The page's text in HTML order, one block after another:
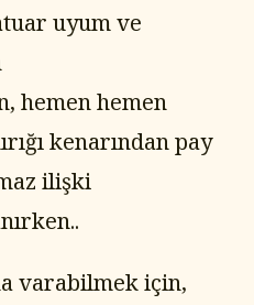
uyum ve
hemen hemen
kenarından pay
ilişki
varabilmek için,